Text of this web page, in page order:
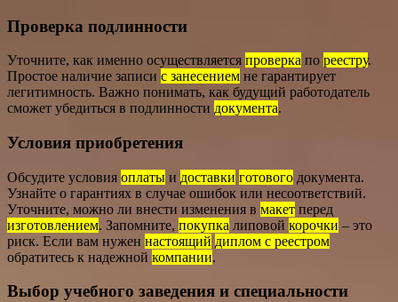
Проверка подлинности
Уточните, как именно осуществляется проверка по реестру.
Простое наличие записи с занесением не гарантирует
легитимность. Важно понимать, как будущий работодатель
сможет убедиться в подлинности документа.
Условия приобретения
Обсудите условия оплаты и доставки готового документа.
Узнайте о гарантиях в случае ошибок или несоответствий.
Уточните, можно ли внести изменения в макет перед
изготовлением. Запомните, покупка липовой корочки – это
риск. Если вам нужен настоящий диплом с реестром
обратитесь к надежной компании.
Выбор учебного заведения и специальности